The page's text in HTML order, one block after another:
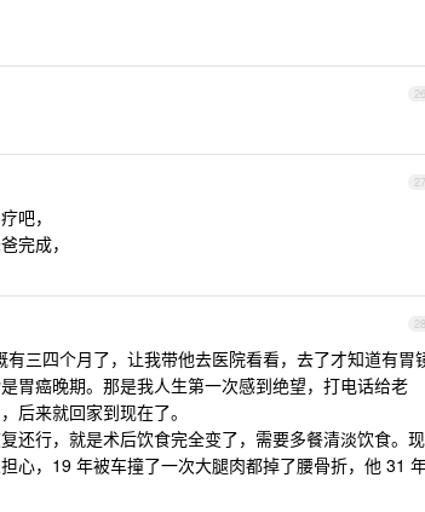
26
27
吧，
完成，
28
三四个月了，让我带他去医院看看，去了才知道有胃
胃癌晚期。那是我人生第一次感到绝望，打电话给老
后来就回家到现在了。
还行，就是术后饮食完全变了，需要多餐清淡饮食。现
心，19 年被车撞了一次大腿肉都掉了腰骨折，他 31